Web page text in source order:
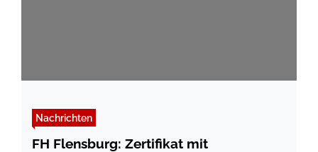
Nachrichten
FH Flensburg: Zertifikat mit